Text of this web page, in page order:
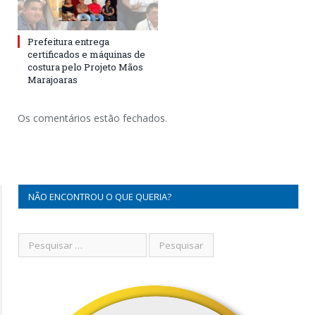
Prefeitura entrega
certificados e máquinas de
costura pelo Projeto Mãos
Marajoaras
Os comentários estão fechados.
NÃO ENCONTROU O QUE QUERIA?